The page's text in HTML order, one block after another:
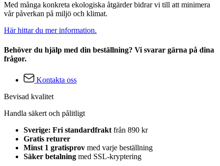
Med många konkreta ekologiska åtgärder bidrar vi till att minimera
vår påverkan på miljö och klimat.
Här hittar du mer information.
Behöver du hjälp med din beställning? Vi svarar gärna på dina
frågor.
Kontakta oss
Bevisad kvalitet
Handla säkert och pålitligt
Sverige: Fri standardfrakt från 890 kr
Gratis returer
Minst 1 gratisprov med varje beställning
Säker betalning med SSL-kryptering